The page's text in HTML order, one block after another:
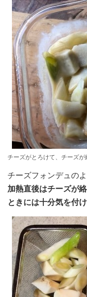
チーズがとろけて、チーズ
チーズフォンデュの
加熱直後はチーズが
ときには十分気を付け